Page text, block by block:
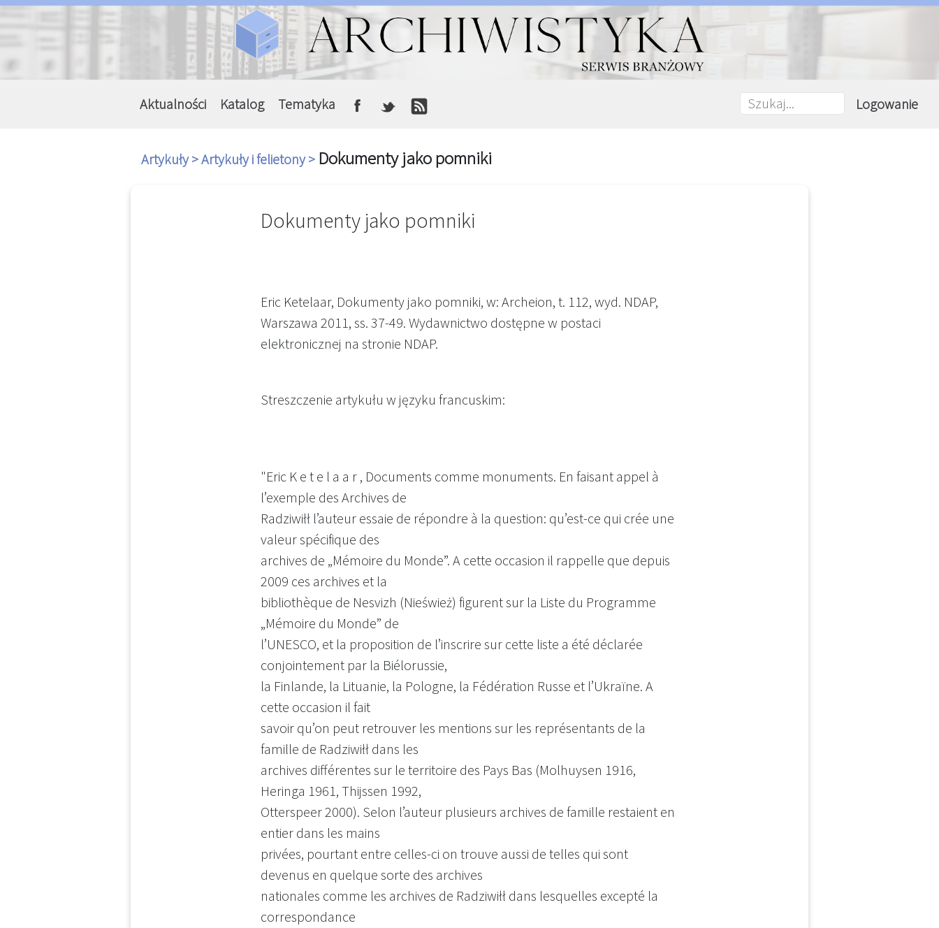
Aktualności Katalog Tematyka Logowanie
Artykuły >Artykuły i felietony > Dokumenty jako pomniki
Dokumenty jako pomniki
Eric Ketelaar, Dokumenty jako pomniki, w: Archeion, t. 112, wyd. NDAP,
Warszawa 2011, ss. 37-49. Wydawnictwo dostępne w postaci
elektronicznej na stronie NDAP.
Streszczenie artykułu w języku francuskim:
"Eric K e t e l a a r , Documents comme monuments. En faisant appel à
l’exemple des Archives de
Radziwiłł l’auteur essaie de répondre à la question: qu’est-ce qui crée une
valeur spécifique des
archives de „Mémoire du Monde”. A cette occasion il rappelle que depuis
2009 ces archives et la
bibliothèque de Nesvizh (Nieśwież) figurent sur la Liste du Programme
„Mémoire du Monde” de
l’UNESCO, et la proposition de l’inscrire sur cette liste a été déclarée
conjointement par la Biélorussie,
la Finlande, la Lituanie, la Pologne, la Fédération Russe et l’Ukraïne. A
cette occasion il fait
savoir qu’on peut retrouver les mentions sur les représentants de la
famille de Radziwiłł dans les
archives différentes sur le territoire des Pays Bas (Molhuysen 1916,
Heringa 1961, Thijssen 1992,
Otterspeer 2000). Selon l’auteur plusieurs archives de famille restaient en
entier dans les mains
privées, pourtant entre celles-ci on trouve aussi de telles qui sont
devenus en quelque sorte des archives
nationales comme les archives de Radziwiłł dans lesquelles excepté la
correspondance